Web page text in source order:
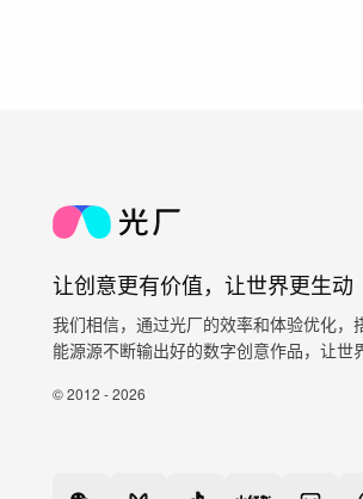
让创意更有价值，让世界更生动
我们相信，通过光厂的效率和体验优化，
能源源不断输出好的数字创意作品，让世
© 2012 - 2026